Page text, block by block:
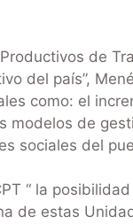
de
del país”,
como: el
modelos de
sociales del
“ la
de estas